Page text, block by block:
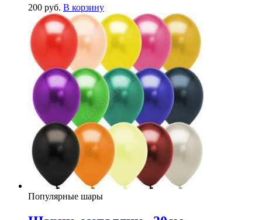
200 руб. В корзину
Популярные шары